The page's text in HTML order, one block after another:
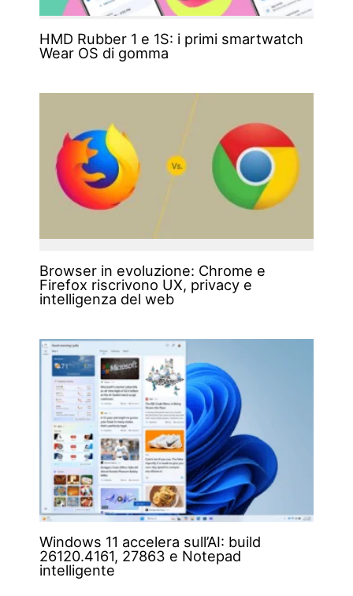
HMD Rubber 1 e 1S: i primi smartwatch
Wear OS di gomma
Browser in evoluzione: Chrome e
Firefox riscrivono UX, privacy e
intelligenza del web
Windows 11 accelera sull’AI: build
26120.4161, 27863 e Notepad
intelligente